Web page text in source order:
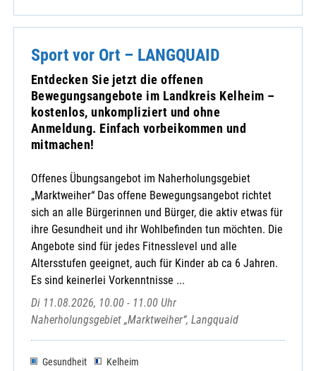
Sport vor Ort – LANGQUAID
Entdecken Sie jetzt die offenen
Bewegungsangebote im Landkreis Kelheim –
kostenlos, unkompliziert und ohne
Anmeldung. Einfach vorbeikommen und
mitmachen!
Offenes Übungsangebot im Naherholungsgebiet
„Marktweiher“ Das offene Bewegungsangebot richtet
sich an alle Bürgerinnen und Bürger, die aktiv etwas für
ihre Gesundheit und ihr Wohlbefinden tun möchten. Die
Angebote sind für jedes Fitnesslevel und alle
Altersstufen geeignet, auch für Kinder ab ca 6 Jahren.
Es sind keinerlei Vorkenntnisse ...
Di 11.08.2026, 10.00 - 11.00 Uhr
Naherholungsgebiet „Marktweiher“, Langquaid
Gesundheit
Kelheim